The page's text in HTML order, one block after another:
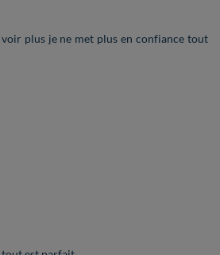
plus je ne met plus en confiance tout